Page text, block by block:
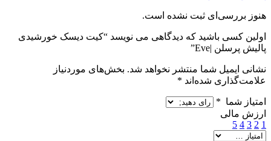
هنوز بررسی‌ای ثبت نشده است.
اولین کسی باشید که دیدگاهی می نویسد “کیت دیسک خورشیدی
پالیش پرسلن |Eve”
نشانی ایمیل شما منتشر نخواهد شد. بخش‌های موردنیاز
علامت‌گذاری شده‌اند *
امتیاز شما *
ارزش مالی
1
2
3
4
5